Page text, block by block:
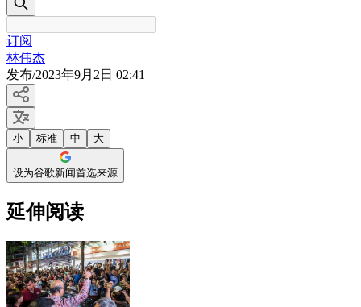
订阅
林伟杰
发布/2023年9月2日 02:41
小 标准 中 大
设为谷歌新闻首选来源
延伸阅读